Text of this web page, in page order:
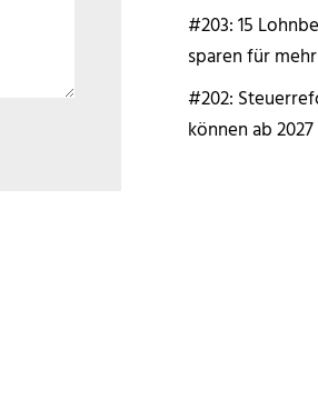
#203: 15
sparen für
#202:
können ab